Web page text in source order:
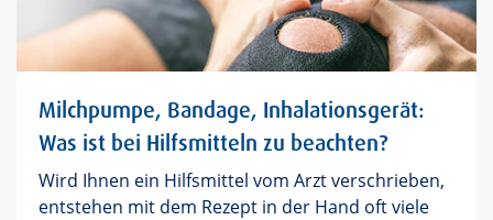
Milchpumpe, Bandage, Inhalationsgerät:
Was ist bei Hilfsmitteln zu beachten?
Wird Ihnen ein Hilfsmittel vom Arzt verschrieben,
entstehen mit dem Rezept in der Hand oft viele